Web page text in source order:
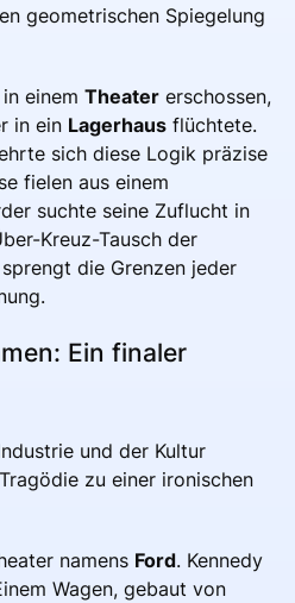
geometrischen Spiegelung
einem Theater erschossen,
in ein Lagerhaus flüchtete.
sich diese Logik präzise
fielen aus einem
suchte seine Zuflucht in
Kreuz-Tausch der
die Grenzen jeder
Ein finaler
und der Kultur
zu einer ironischen
namens Ford. Kennedy
Wagen, gebaut von